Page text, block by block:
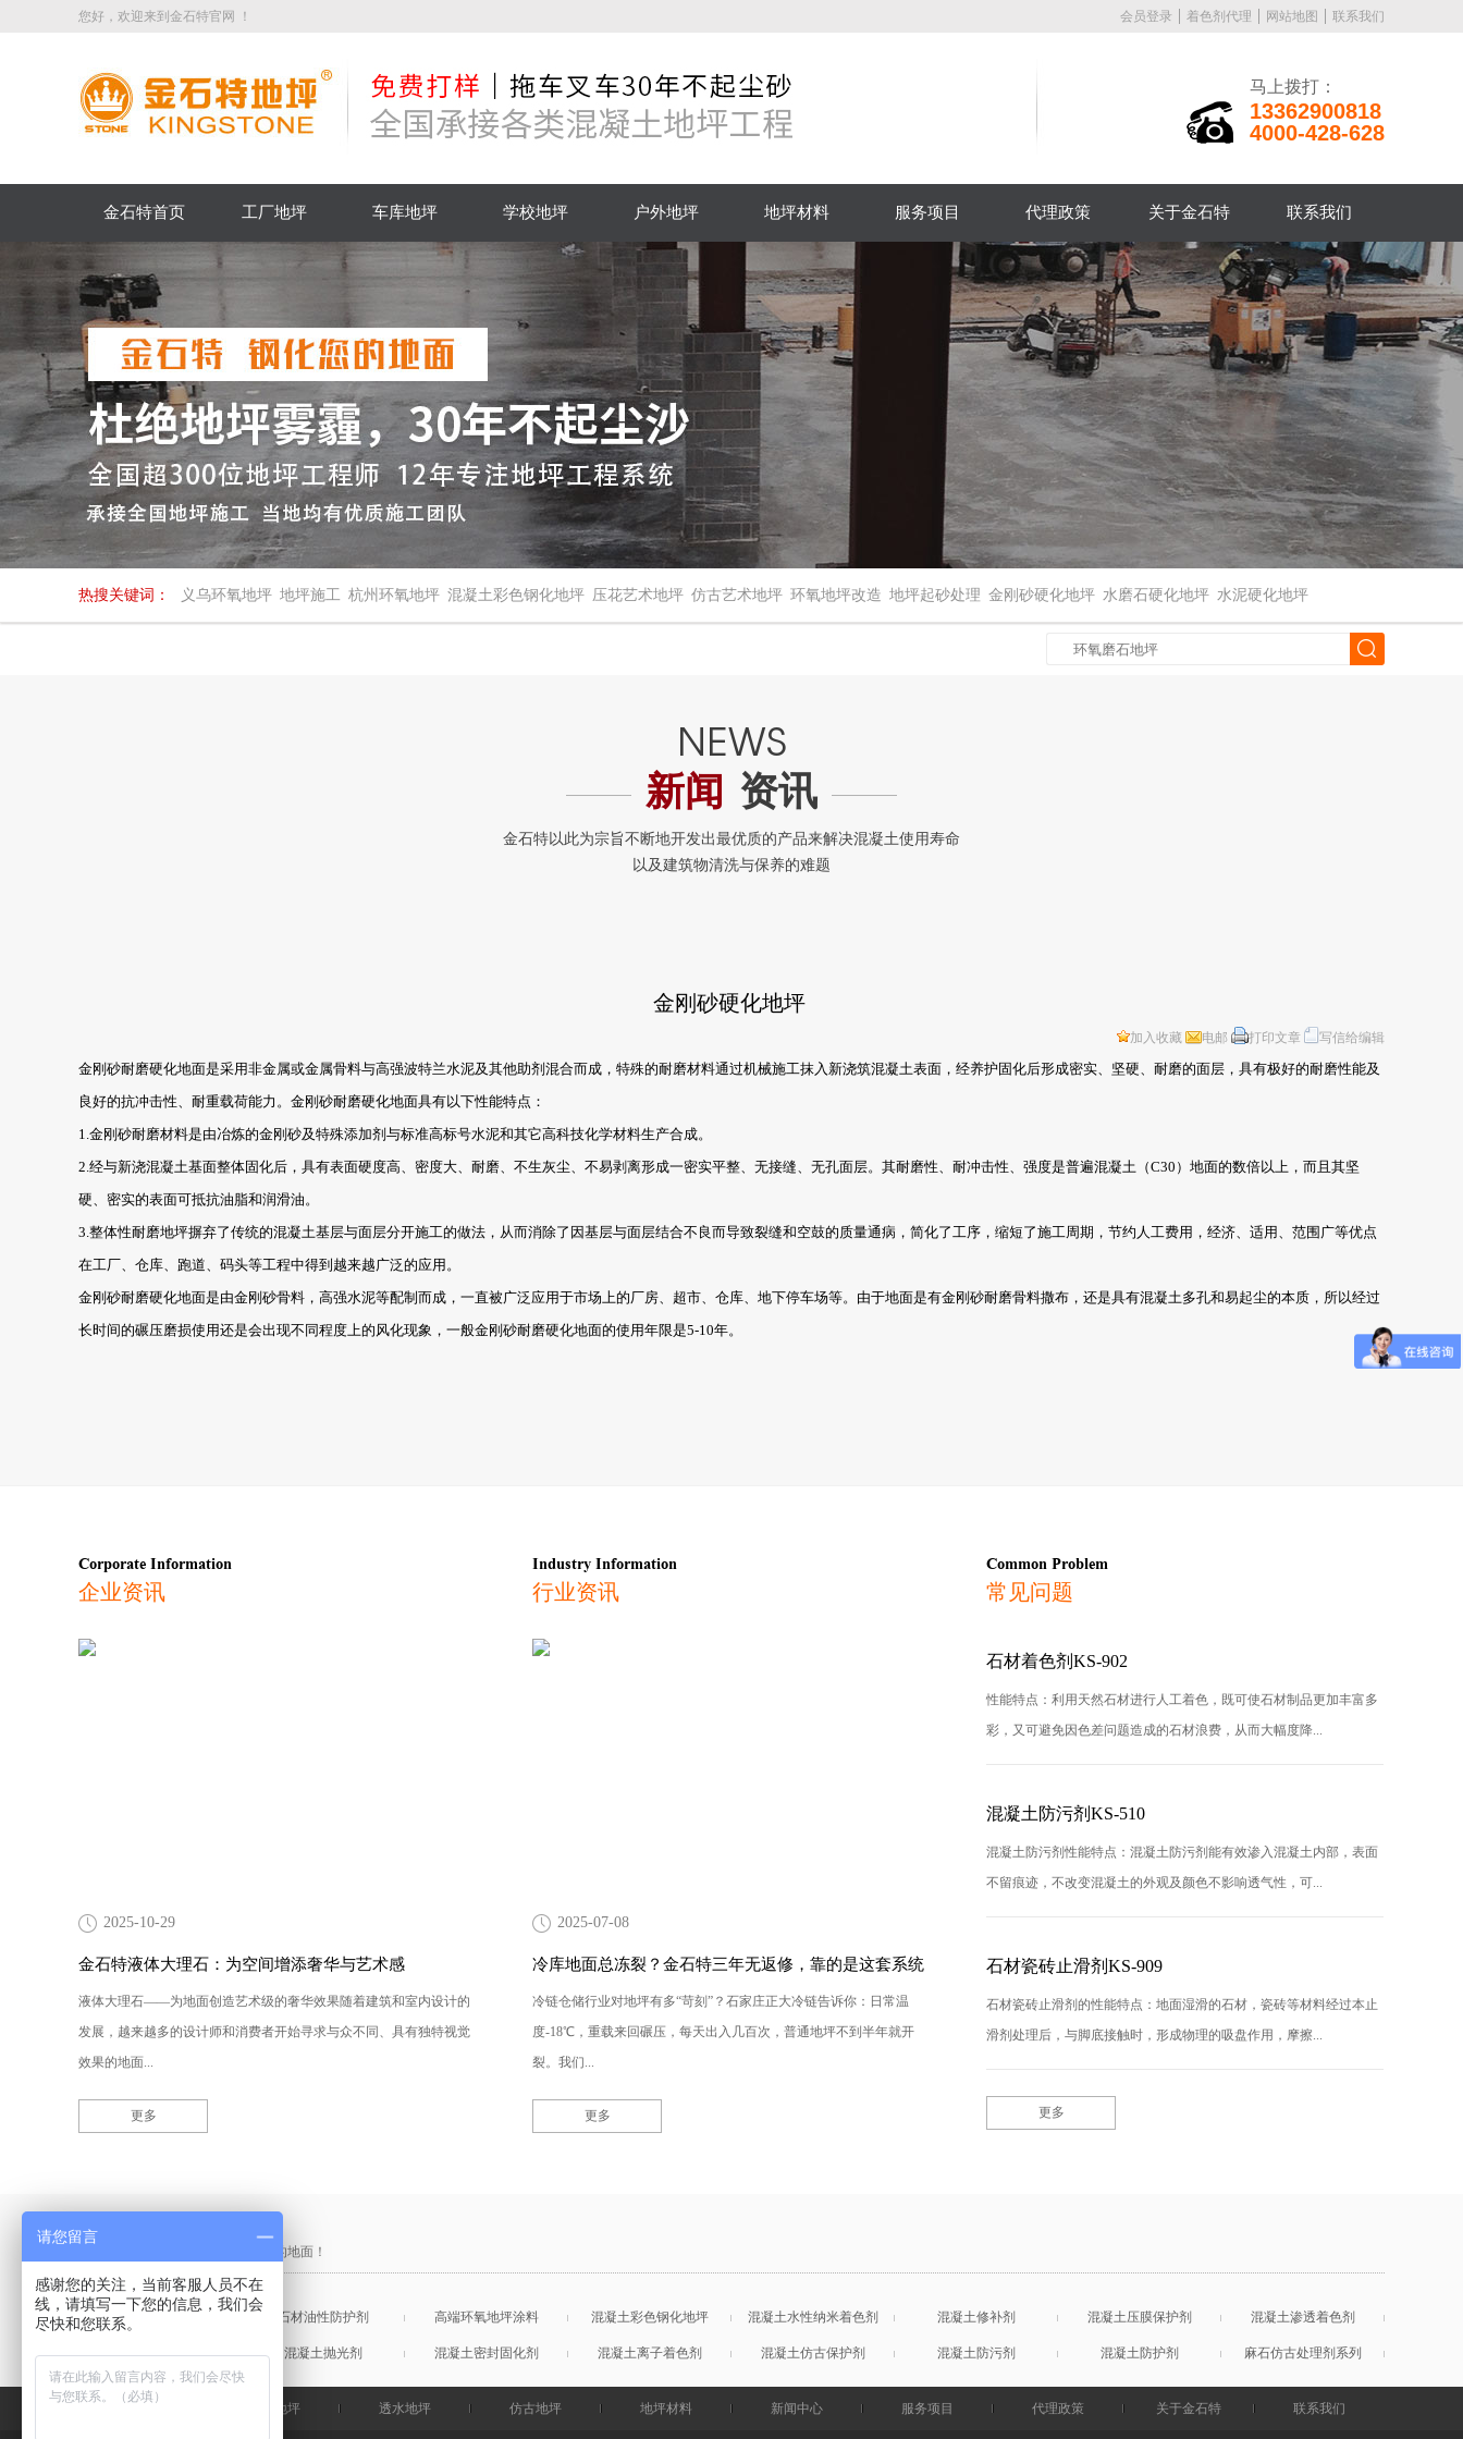
您好，欢迎来到金石特官网 ！ 会员登录 着色剂代理 网站地图 联系我们
马上拨打：
13362900818
4000-428-628
金石特首页 工厂地坪 车库地坪 学校地坪 户外地坪 地坪材料 服务项目 代理政策 关于金石特 联系我们
热搜关键词： 义乌环氧地坪 地坪施工 杭州环氧地坪 混凝土彩色钢化地坪 压花艺术地坪 仿古艺术地坪 环氧地坪改造 地坪起砂处理 金刚砂硬化地坪 水磨石硬化地坪 水泥硬化地坪
新闻 资讯
金刚砂硬化地坪
加入收藏 电邮 打印文章 写信给编辑
金刚砂耐磨硬化地面是采用非金属或金属骨料与高强波特兰水泥及其他助剂混合而成，特殊的耐磨材料通过机械施工抹入新浇筑混凝土表面，经养护固化后形成密实、坚硬、耐磨的面层，具有极好的耐磨性能及
良好的抗冲击性、耐重载荷能力。金刚砂耐磨硬化地面具有以下性能特点：
1.金刚砂耐磨材料是由冶炼的金刚砂及特殊添加剂与标准高标号水泥和其它高科技化学材料生产合成。
2.经与新浇混凝土基面整体固化后，具有表面硬度高、密度大、耐磨、不生灰尘、不易剥离形成一密实平整、无接缝、无孔面层。其耐磨性、耐冲击性、强度是普遍混凝土（C30）地面的数倍以上，而且其坚
硬、密实的表面可抵抗油脂和润滑油。
3.整体性耐磨地坪摒弃了传统的混凝土基层与面层分开施工的做法，从而消除了因基层与面层结合不良而导致裂缝和空鼓的质量通病，简化了工序，缩短了施工周期，节约人工费用，经济、适用、范围广等优点
在工厂、仓库、跑道、码头等工程中得到越来越广泛的应用。
金刚砂耐磨硬化地面是由金刚砂骨料，高强水泥等配制而成，一直被广泛应用于市场上的厂房、超市、仓库、地下停车场等。由于地面是有金刚砂耐磨骨料撒布，还是具有混凝土多孔和易起尘的本质，所以经过
长时间的碾压磨损使用还是会出现不同程度上的风化现象，一般金刚砂耐磨硬化地面的使用年限是5-10年。
Corporate Information
企业资讯
2025-10-29
金石特液体大理石：为空间增添奢华与艺术感
液体大理石——为地面创造艺术级的奢华效果随着建筑和室内设计的
发展，越来越多的设计师和消费者开始寻求与众不同、具有独特视觉
效果的地面...
更多
Industry Information
行业资讯
2025-07-08
冷库地面总冻裂？金石特三年无返修，靠的是这套系统
冷链仓储行业对地坪有多“苛刻”？石家庄正大冷链告诉你：日常温
度-18℃，重载来回碾压，每天出入几百次，普通地坪不到半年就开
裂。我们...
更多
Common Problem
常见问题
石材着色剂KS-902
性能特点：利用天然石材进行人工着色，既可使石材制品更加丰富多
彩，又可避免因色差问题造成的石材浪费，从而大幅度降...
混凝土防污剂KS-510
混凝土防污剂性能特点：混凝土防污剂能有效渗入混凝土内部，表面
不留痕迹，不改变混凝土的外观及颜色不影响透气性，可...
石材瓷砖止滑剂KS-909
石材瓷砖止滑剂的性能特点：地面湿滑的石材，瓷砖等材料经过本止
滑剂处理后，与脚底接触时，形成物理的吸盘作用，摩擦...
更多
产品采购直通车
做中国最硬的地坪，金石特钢化您的地面！
混凝土表面增强剂 石材油性防护剂 高端环氧地坪涂料 混凝土彩色钢化地坪 混凝土水性纳米着色剂 混凝土修补剂 混凝土压膜保护剂 混凝土渗透着色剂
混凝土润色剂 混凝土抛光剂 混凝土密封固化剂 混凝土离子着色剂 混凝土仿古保护剂 混凝土防污剂 混凝土防护剂 麻石仿古处理剂系列
钢化地坪 透水地坪 仿古地坪 地坪材料 新闻中心 服务项目 代理政策 关于金石特 联系我们
请您留言
感谢您的关注，当前客服人员不在
线，请填写一下您的信息，我们会
尽快和您联系。